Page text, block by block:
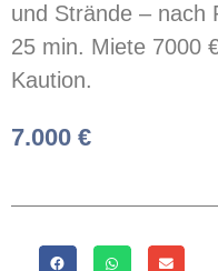
und Strände – nach
25 min. Miete 7000
Kaution.
7.000 €